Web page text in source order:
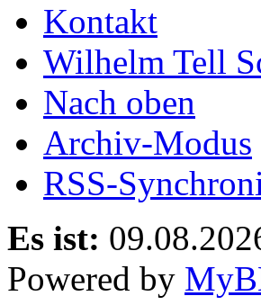
Kontakt
Wilhelm Tell
Nach oben
Archiv-Modus
RSS-
Es ist:
Powered by